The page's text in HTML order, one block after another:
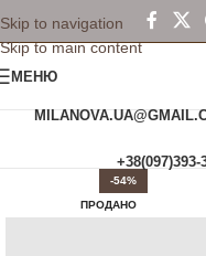
Skip to navigation
Skip to main content
МЕНЮ
+38(097)393-
-54%
ПРОДАНО